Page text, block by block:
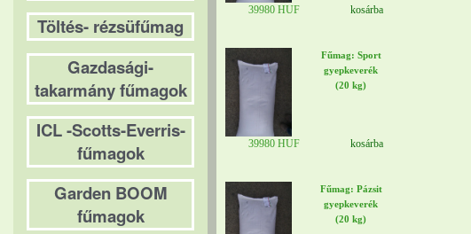
Töltés- rézsüfűmag
Gazdasági-
takarmány fűmagok
ICL -Scotts-Everris-
fűmagok
Garden BOOM
fűmagok
39980 HUF kosárba
Fűmag: Sport
gyepkeverék
(20 kg)
39980 HUF kosárba
Fűmag: Pázsit
gyepkeverék
(20 kg)